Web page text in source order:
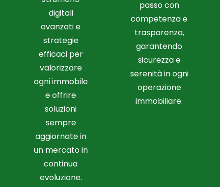
digitali
avanzati e
strategie
efficaci per
valorizzare
ogni immobile
e offrire
soluzioni
sempre
aggiornate in
un mercato in
continua
evoluzione.
passo con
competenza e
trasparenza,
garantendo
sicurezza e
serenità in ogni
operazione
immobiliare.